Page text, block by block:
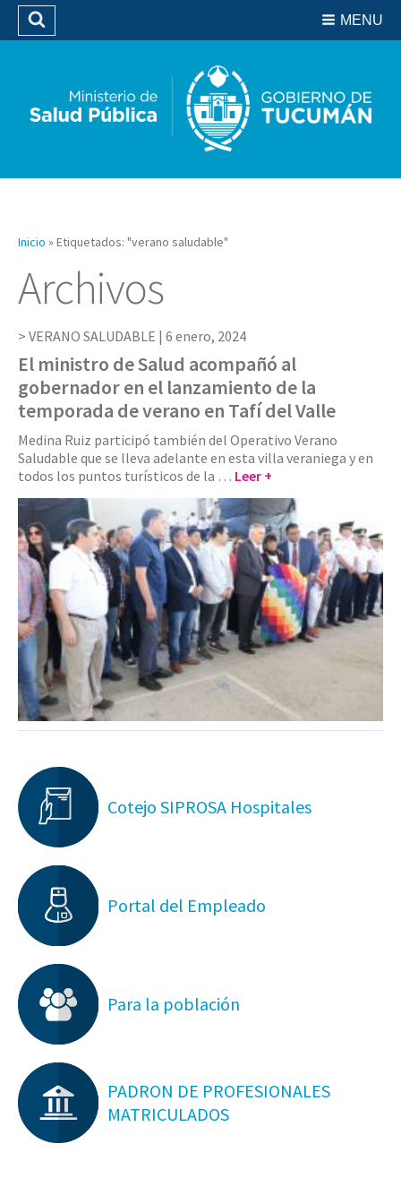
Biblioteca
MENU
Buscar
Inicio » Etiquetados: "verano saludable"
Archivos
VERANO SALUDABLE | 6 enero, 2024
El ministro de Salud acompañó al
gobernador en el lanzamiento de la
temporada de verano en Tafí del Valle
Medina Ruiz participó también del Operativo Verano
Saludable que se lleva adelante en esta villa veraniega y en
todos los puntos turísticos de la … Leer +
Cotejo SIPROSA Hospitales
Portal del Empleado
Para la población
PADRON DE PROFESIONALES
MATRICULADOS